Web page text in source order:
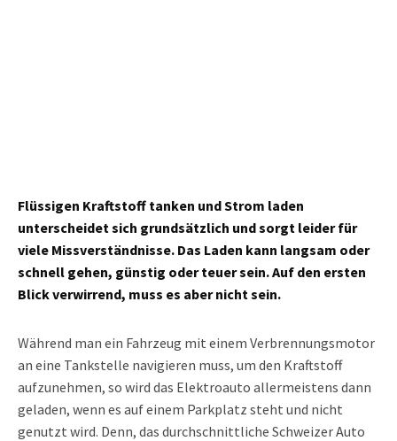
Flüssigen Kraftstoff tanken und Strom laden
unterscheidet sich grundsätzlich und sorgt leider für
viele Missverständnisse. Das Laden kann langsam oder
schnell gehen, günstig oder teuer sein. Auf den ersten
Blick verwirrend, muss es aber nicht sein.
Während man ein Fahrzeug mit einem Verbrennungsmotor
an eine Tankstelle navigieren muss, um den Kraftstoff
aufzunehmen, so wird das Elektroauto allermeistens dann
geladen, wenn es auf einem Parkplatz steht und nicht
genutzt wird. Denn, das durchschnittliche Schweizer Auto